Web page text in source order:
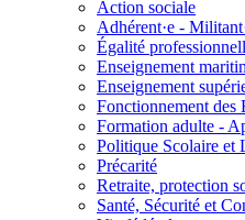
Action sociale
Adhérent·e -
Égalité
Enseignement
Enseignement
Fonctionnement
Formation adulte -
Politique Scolaire et
Précarité
Retraite, protection
Santé, Sécurité et